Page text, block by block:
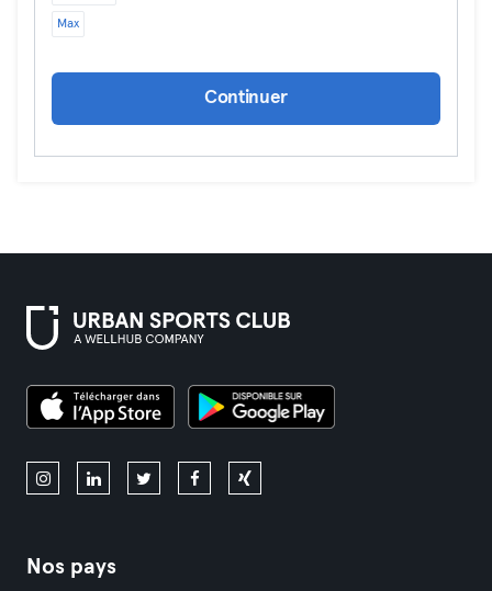
Max
Continuer
Nos pays